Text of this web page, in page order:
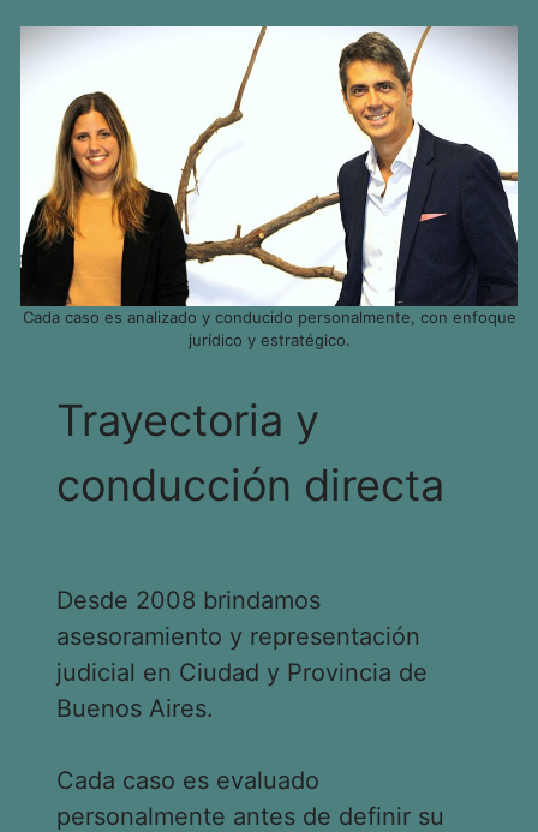
Cada caso es analizado y conducido personalmente, con enfoque
jurídico y estratégico.
Trayectoria y
conducción directa
Desde 2008 brindamos
asesoramiento y representación
judicial en Ciudad y Provincia de
Buenos Aires.
Cada caso es evaluado
personalmente antes de definir su